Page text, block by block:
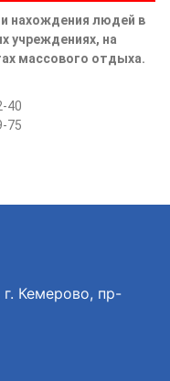
нахождения людей в
учреждениях, на
массового отдыха.
40
75
Кемерово, пр-